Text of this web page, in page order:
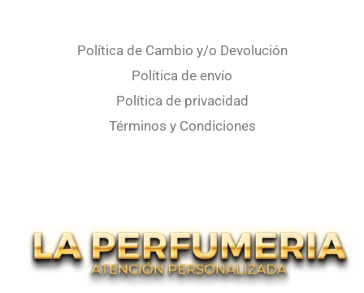
Política de Cambio y/o Devolución
Política de envío
Política de privacidad
Términos y Condiciones